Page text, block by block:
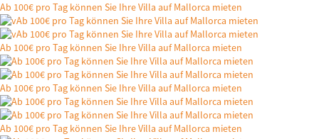
Ab 100€ pro Tag können Sie Ihre Villa auf Mallorca mieten
Ab 100€ pro Tag können Sie Ihre Villa auf Mallorca mieten
Ab 100€ pro Tag können Sie Ihre Villa auf Mallorca mieten
Ab 100€ pro Tag können Sie Ihre Villa auf Mallorca mieten